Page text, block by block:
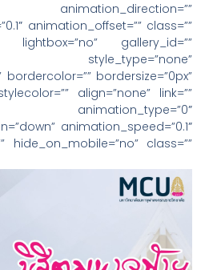
animation_direction=””
animation_offset=”” class=””
lightbox=”no” gallery_id=””
style_type=”none”
bordercolor=”” bordersize=”0px”
align=”none” link=””
animation_type=”0″
animation_speed=”0.1″
hide_on_mobile=”no” class=””